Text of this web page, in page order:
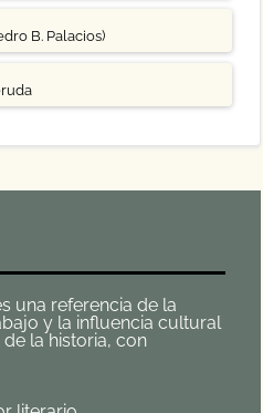
B. Palacios)
una referencia de la
y la influencia cultural
la historia, con